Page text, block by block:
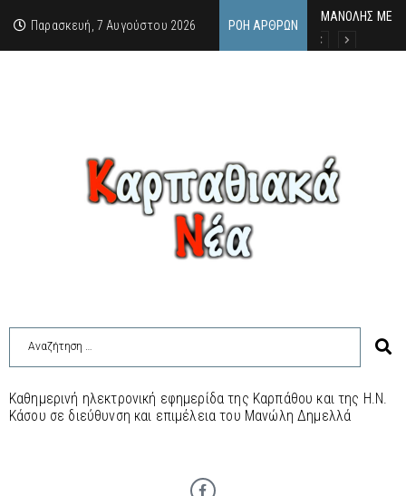
Παρασκευή, 7 Αυγούστου 2026 ΡΟΉ ΆΡΘΡΩΝ
MΑΝΟΛΗΣ
ΕΚΔΗΛΩΣΗ
Κάθε
Καθημερινή ηλεκτρονική εφημερίδα της Καρπάθου και της Η.Ν.
Κάσου σε διεύθυνση και επιμέλεια του Μανώλη Δημελλά